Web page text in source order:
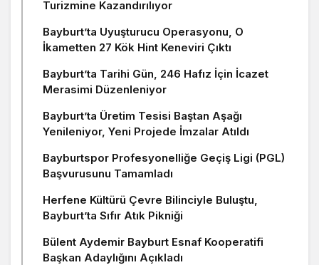
Turizmine Kazandırılıyor
Bayburt’ta Uyuşturucu Operasyonu, O
İkametten 27 Kök Hint Keneviri Çıktı
Bayburt’ta Tarihi Gün, 246 Hafız İçin İcazet
Merasimi Düzenleniyor
Bayburt’ta Üretim Tesisi Baştan Aşağı
Yenileniyor, Yeni Projede İmzalar Atıldı
Bayburtspor Profesyonelliğe Geçiş Ligi (PGL)
Başvurusunu Tamamladı
Herfene Kültürü Çevre Bilinciyle Buluştu,
Bayburt’ta Sıfır Atık Pikniği
Bülent Aydemir Bayburt Esnaf Kooperatifi
Başkan Adaylığını Açıkladı